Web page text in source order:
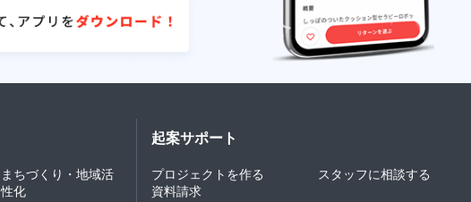
まちづくり・地域活
性化
起案サポート
プロジェクトを作る
スタッフに相談する
資料請求